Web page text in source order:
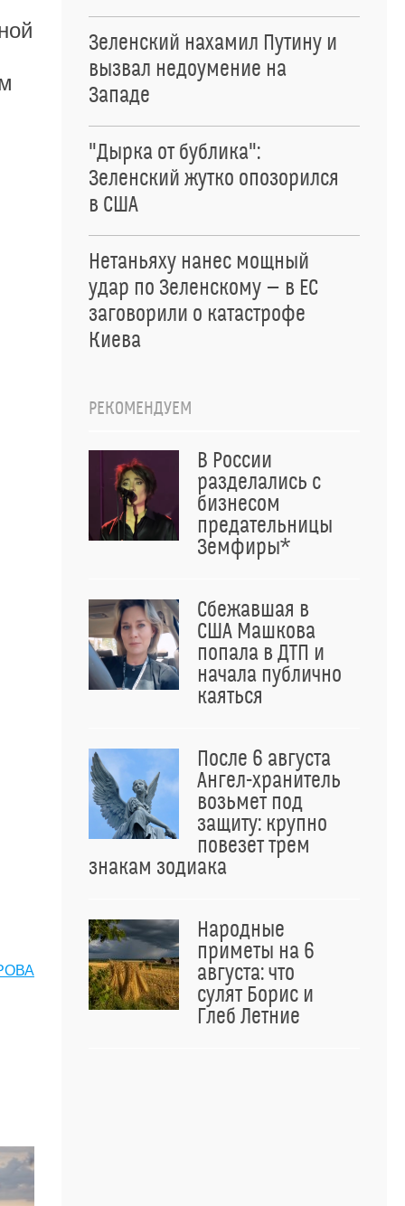
Зеленский нахамил Путину и
вызвал недоумение на
Западе
"Дырка от бублика":
Зеленский жутко опозорился
в США
Нетаньяху нанес мощный
удар по Зеленскому — в ЕС
заговорили о катастрофе
Киева
РЕКОМЕНДУЕМ
В России
разделались с
бизнесом
предательницы
Земфиры*
Сбежавшая в
США Машкова
попала в ДТП и
начала публично
каяться
После 6 августа
Ангел-хранитель
возьмет под
защиту: крупно
повезет трем
знакам зодиака
Народные
приметы на 6
августа: что
сулят Борис и
Глеб Летние